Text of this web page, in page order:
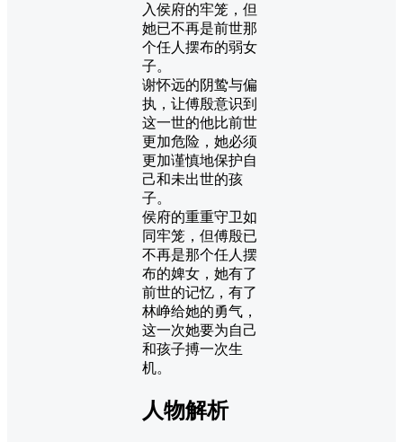
入侯府的牢笼，但
她已不再是前世那
个任人摆布的弱女
子。
谢怀远的阴鸷与偏
执，让傅殷意识到
这一世的他比前世
更加危险，她必须
更加谨慎地保护自
己和未出世的孩
子。
侯府的重重守卫如
同牢笼，但傅殷已
不再是那个任人摆
布的婢女，她有了
前世的记忆，有了
林峥给她的勇气，
这一次她要为自己
和孩子搏一次生
机。
人物解析